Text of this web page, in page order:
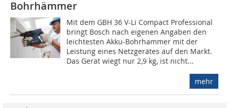
Bohrhämmer
Mit dem GBH 36 V-Li Compact Professional
bringt Bosch nach eigenen Angaben den
leichtesten Akku-Bohrhammer mit der
Leistung eines Netzgerätes auf den Markt.
Das Gerät wiegt nur 2,9 kg, ist nicht...
mehr